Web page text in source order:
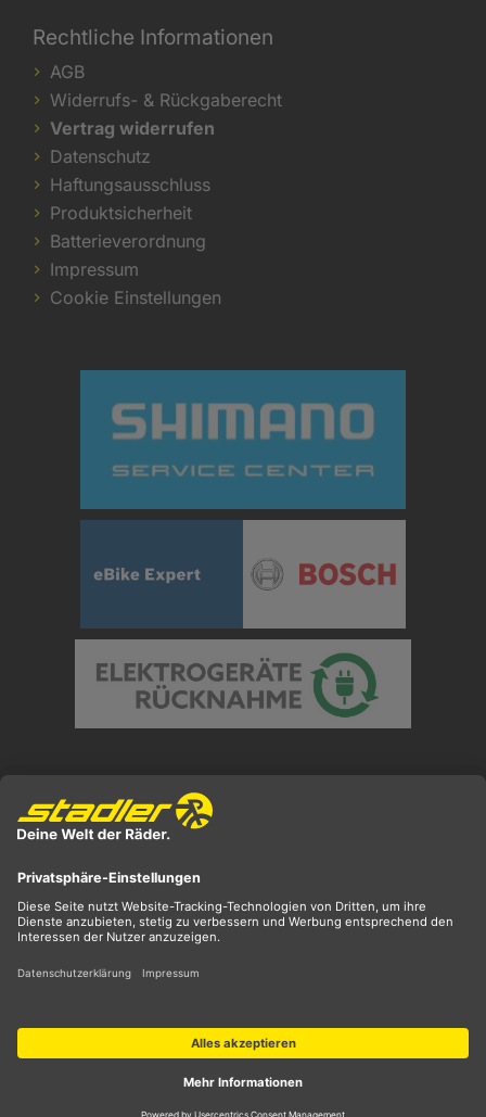
Rechtliche Informationen
AGB
Widerrufs- & Rückgaberecht
Vertrag widerrufen
Datenschutz
Haftungsausschluss
Produktsicherheit
Batterieverordnung
Impressum
Cookie Einstellungen
** ehemaliger UVP
*** Preis entspricht unserem Markteinführungspreis
der aktuellen Saison